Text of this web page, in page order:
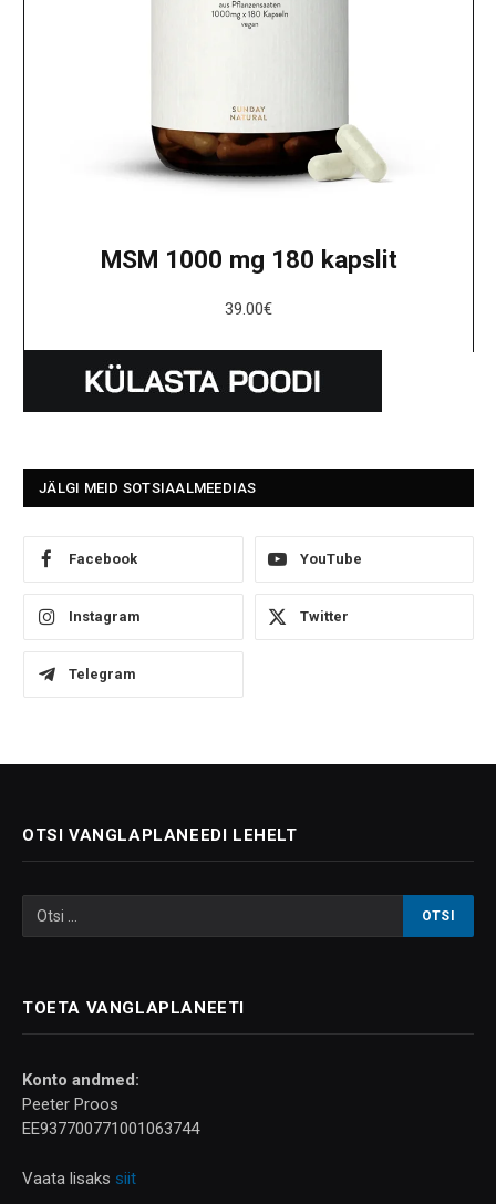
MSM 1000 mg 180 kapslit
39.00€
JÄLGI MEID SOTSIAALMEEDIAS
Facebook YouTube
Instagram Twitter
Telegram
OTSI VANGLAPLANEEDI LEHELT
TOETA VANGLAPLANEETI
Konto andmed:
Peeter Proos
EE937700771001063744
Vaata lisaks siit